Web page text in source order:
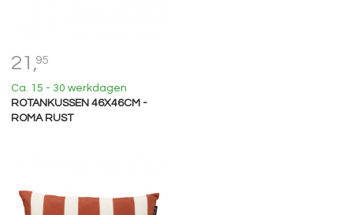
21,95
Ca. 15 - 30 werkdagen
ROTANKUSSEN 46X46CM -
ROMA RUST